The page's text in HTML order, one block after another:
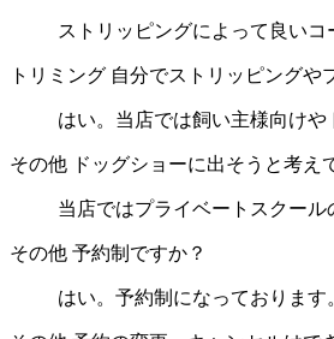
ストリッピングによって良い
トリミング 自分でストリッピングや
はい。当店では飼い主様向け
その他 ドッグショーに出そうと考え
当店ではプライベートスクー
その他 予約制ですか？
はい。予約制になっております